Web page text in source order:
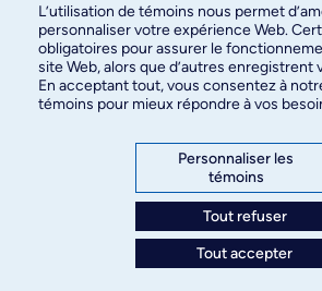
des relations publiques
3744, rue Jean-Brillant, bureau 490
Montréal (Québec) H3T 1P1
L’utilisation de témoins nous permet
personnaliser votre expérience Web.
obligatoires pour assurer le
site Web, alors que d’autres enregistrent
En acceptant tout, vous consentez à
témoins pour mieux répondre à vos
Personnaliser les
témoins
Tout refuser
Tout accepter